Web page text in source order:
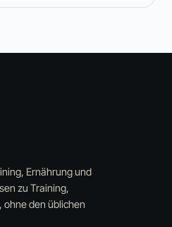
Ernährung und
zu Training,
ohne den üblichen